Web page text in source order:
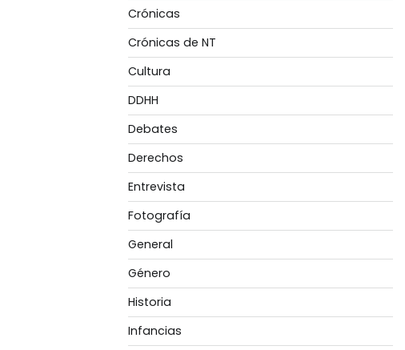
Crónicas
Crónicas de NT
Cultura
DDHH
Debates
Derechos
Entrevista
Fotografía
General
Género
Historia
Infancias